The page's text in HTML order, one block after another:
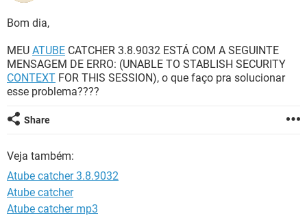
GUIA DE COMPRAS
INSTAGRAM
CELULAR
OUTLOOK
INSTAGRAM GMAIL
GUIA DE COMPRAS
JOGOS
OUTLOOK EXCEL
INSTAGRAM GMAIL
GUIA DE COMPRAS
Bom dia,
MEU ATUBE CATCHER 3.8.9032 ESTÁ COM A SEGUINTE
MENSAGEM DE ERRO: (UNABLE TO STABLISH SECURITY
CONTEXT FOR THIS SESSION), o que faço pra solucionar
esse problema????
Share
Veja também:
Atube catcher 3.8.9032
Atube catcher
Atube catcher mp3